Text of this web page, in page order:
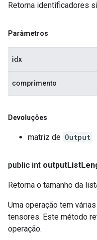
Retorna identificadores
Parâmetros
idx
comprimento
Devoluções
matriz de Output
public int outputList
Retorna o tamanho da
Uma operação tem
tensores. Este método
operação.